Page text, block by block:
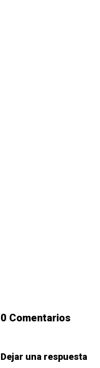
0 Comentarios
Dejar una respuesta